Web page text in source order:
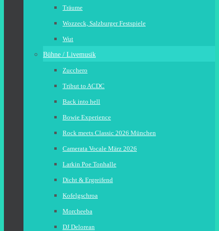
Träume
Wozzeck, Salzburger Festspiele
Wut
Bühne / Livemusik
Zucchero
Tribut to ACDC
Back into hell
Bowie Experience
Rock meets Classic 2026 München
Camerata Vocale März 2026
Larkin Poe Tonhalle
Dicht & Ergreifend
Kofelgschroa
Morcheeba
DJ Delorean